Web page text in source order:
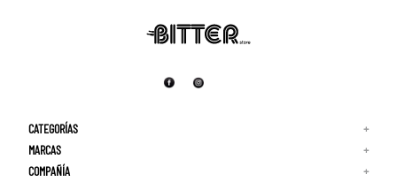
CATEGORÍAS +
MARCAS +
Adidas
COMPAÑÍA +